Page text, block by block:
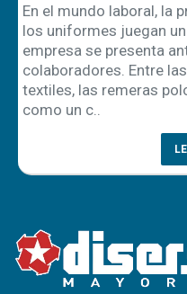
En el mundo laboral, la
los uniformes juegan
empresa se presenta
colaboradores. Entre
textiles, las remeras
como un c..